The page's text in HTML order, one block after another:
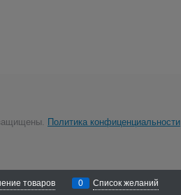
Политика конфиценциальности
товаров 0 Список желаний